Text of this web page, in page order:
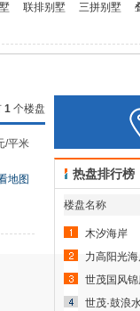
联排别墅 三拼别墅
1 个楼盘
/平米
地图
热盘排行榜
楼盘名称
木汐海岸
力高阳光
世茂国风
世茂·鼓浪